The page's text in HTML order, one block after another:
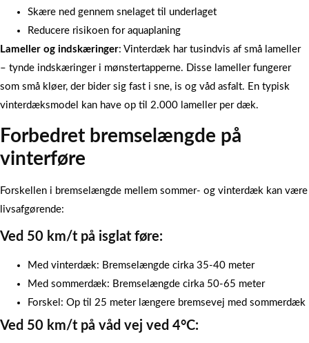
Skære ned gennem snelaget til underlaget
Reducere risikoen for aquaplaning
Lameller og indskæringer: Vinterdæk har tusindvis af små lameller
– tynde indskæringer i mønstertapperne. Disse lameller fungerer
som små kløer, der bider sig fast i sne, is og våd asfalt. En typisk
vinterdæksmodel kan have op til 2.000 lameller per dæk.
Forbedret bremselængde på
vinterføre
Forskellen i bremselængde mellem sommer- og vinterdæk kan være
livsafgørende:
Ved 50 km/t på isglat føre:
Med vinterdæk: Bremselængde cirka 35-40 meter
Med sommerdæk: Bremselængde cirka 50-65 meter
Forskel: Op til 25 meter længere bremsevej med sommerdæk
Ved 50 km/t på våd vej ved 4°C: